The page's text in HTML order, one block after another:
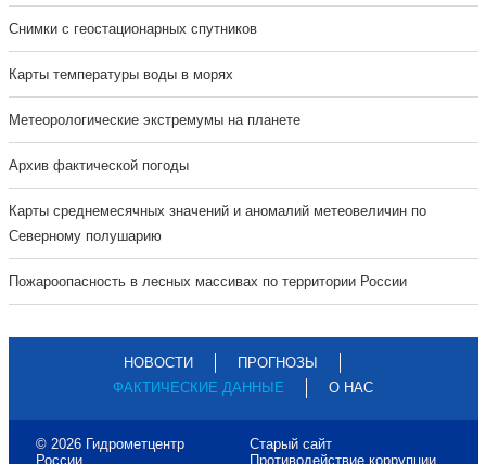
Cнимки с геостационарных спутников
Карты температуры воды в морях
Метеорологические экстремумы на планете
Архив фактической погоды
Карты среднемесячных значений и аномалий метеовеличин по
Северному полушарию
Пожароопасность в лесных массивах по территории России
НОВОСТИ
ПРОГНОЗЫ
ФАКТИЧЕСКИЕ ДАННЫЕ
О НАС
© 2026 Гидрометцентр
России
Старый сайт
Противодействие коррупции